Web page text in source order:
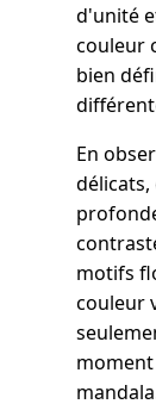
d'unité
couleur
bien
En
motifs
couleur